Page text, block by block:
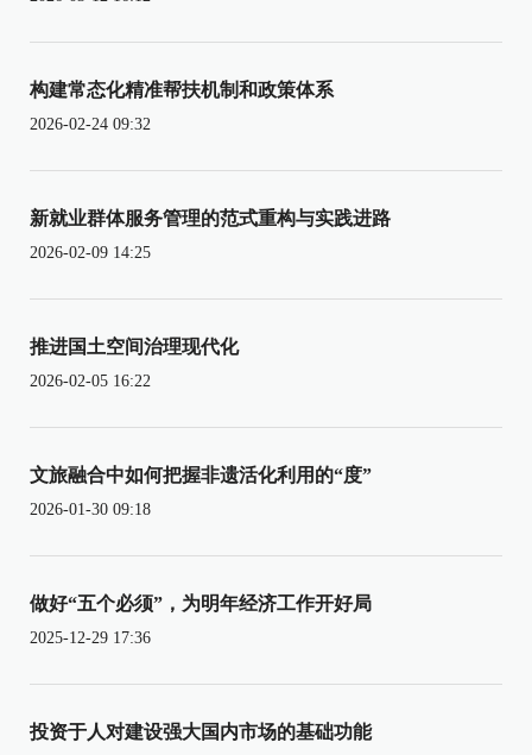
构建常态化精准帮扶机制和政策体系
2026-02-24 09:32
新就业群体服务管理的范式重构与实践进路
2026-02-09 14:25
推进国土空间治理现代化
2026-02-05 16:22
文旅融合中如何把握非遗活化利用的“度”
2026-01-30 09:18
做好“五个必须”，为明年经济工作开好局
2025-12-29 17:36
投资于人对建设强大国内市场的基础功能